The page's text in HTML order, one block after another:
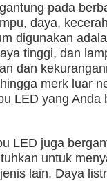
pada
daya,
digunakan
tinggi, dan
dan
merk luar
LED yang
LED juga
untuk
lain. Daya